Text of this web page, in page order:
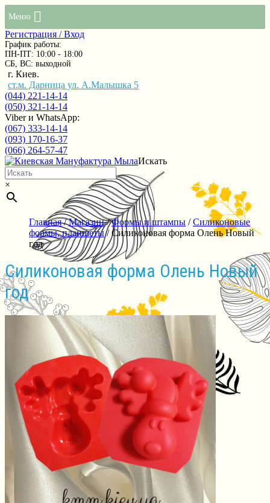
Меню
Регистрация / Вход
График работы:
ПН-ПТ: 10:00 - 18:00
СБ, ВС: выходной
г. Киев.
ст.м. Дарница ул. А.Малышка 5
(044) 221-14-14
(050) 321-14-14
Viber и WhatsApp:
(067) 333-14-14
(093) 170-16-37
(066) 264-57-47
Искать
×
Главная/Магазин/Формы и штампы /Силиконовые
формы, планшеты/ Силиконовая форма Олень Новый
год
Силиконовая форма Олень Новый
год